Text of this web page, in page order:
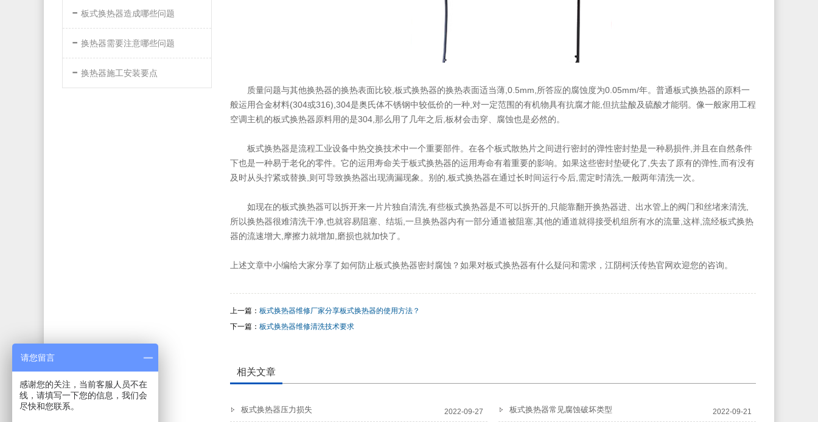
- 板式换热器造成哪些问题
- 换热器需要注意哪些问题
- 换热器施工安装要点
质量问题与其他换热器的换热表面比较,板式换热器的换热表面适当薄,0.5mm,所答应的腐蚀度为0.05mm/年。普通板式换热器的原料一
般运用合金材料(304或316),304是奥氏体不锈钢中较低价的一种,对一定范围的有机物具有抗腐才能,但抗盐酸及硫酸才能弱。像一般家用工程
空调主机的板式换热器原料用的是304,那么用了几年之后,板材会击穿、腐蚀也是必然的。
板式换热器是流程工业设备中热交换技术中一个重要部件。在各个板式散热片之间进行密封的弹性密封垫是一种易损件,并且在自然条件
下也是一种易于老化的零件。它的运用寿命关于板式换热器的运用寿命有着重要的影响。如果这些密封垫硬化了,失去了原有的弹性,而有没有
及时从头拧紧或替换,则可导致换热器出现滴漏现象。别的,板式换热器在通过长时间运行今后,需定时清洗,一般两年清洗一次。
如现在的板式换热器可以拆开来一片片独自清洗,有些板式换热器是不可以拆开的,只能靠翻开换热器进、出水管上的阀门和丝堵来清洗,
所以换热器很难清洗干净,也就容易阻塞、结垢,一旦换热器内有一部分通道被阻塞,其他的通道就得接受机组所有水的流量,这样,流经板式换热
器的流速增大,摩擦力就增加,磨损也就加快了。
上述文章中小编给大家分享了如何防止板式换热器密封腐蚀？如果对板式换热器有什么疑问和需求，江阴柯沃传热官网欢迎您的咨询。
上一篇： 板式换热器维修厂家分享板式换热器的使用方法？
下一篇： 板式换热器维修清洗技术要求
相关文章
板式换热器压力损失 2022-09-27 板式换热器常见腐蚀破坏类型 2022-09-21
请您留言
感谢您的关注，当前客服人员不在
线，请填写一下您的信息，我们会
尽快和您联系。